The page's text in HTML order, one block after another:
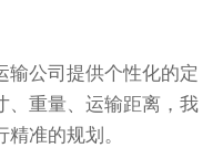
输公司提供个性化的定
、重量、运输距离，我
准的规划。